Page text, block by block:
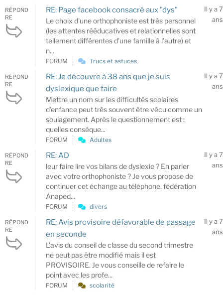
RÉPOND
RE
RE: Page facebook consacré aux "dys"
Le choix d'une orthophoniste est très personnel
(les attentes rééducatives et relationnelles sont
tellement différentes d'une famille à l'autre) et
n...
Il y a 7
ans
FORUM Trucs et astuces
RÉPOND
RE
RE: Je découvre à 38 ans que je suis
dyslexique que faire
Mettre un nom sur les difficultés scolaires
d'enfance peut très souvent être vécu comme un
soulagement. Après le questionnement est :
quelles conséque...
Il y a 7
ans
FORUM Adultes
RÉPOND
RE
RE: AD
leur faire lire vos bilans de dyslexie ? En parler
avec votre orthophoniste ? Je vous propose de
continuer cet échange au téléphone. fédération
Anaped...
Il y a 7
ans
FORUM divers
RÉPOND
RE
RE: Avis provisoire défavorable de passage
en seconde
L'avis du conseil de classe du second trimestre
ne peut pas être modifié mais il est
PROVISOIRE. Je vous conseille de refaire le
point avec les profe...
Il y a 7
ans
FORUM scolarité